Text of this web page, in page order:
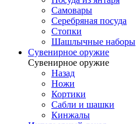
Самовары
Серебряная посуда
Стопки
Шашлычные наборы
Сувенирное оружие
Сувенирное оружие
Назад
Ножи
Кортики
Сабли и шашки
Кинжалы